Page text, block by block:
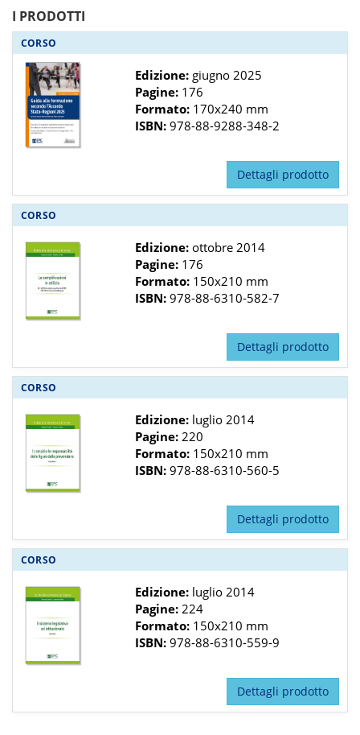
I PRODOTTI
CORSO
Edizione:giugno 2025
Pagine: 176
Formato:170x240 mm
ISBN:978-88-9288-348-2
Dettagli prodotto
CORSO
Edizione:ottobre 2014
Pagine: 176
Formato:150x210 mm
ISBN:978-88-6310-582-7
Dettagli prodotto
CORSO
Edizione:luglio 2014
Pagine: 220
Formato:150x210 mm
ISBN:978-88-6310-560-5
Dettagli prodotto
CORSO
Edizione:luglio 2014
Pagine: 224
Formato:150x210 mm
ISBN:978-88-6310-559-9
Dettagli prodotto